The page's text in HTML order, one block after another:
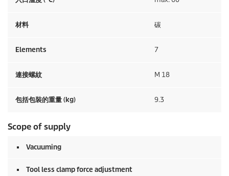
材料 碳
Elements 7
連接螺紋 M 18
包括包裝的重量 (kg) 9.3
Scope of supply
Vacuuming
Tool less clamp force adjustment